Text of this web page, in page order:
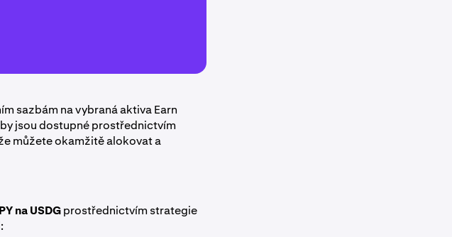
sazbám na vybraná aktiva Earn
jsou dostupné prostřednictvím
můžete okamžitě alokovat a
na USDGprostřednictvím strategie